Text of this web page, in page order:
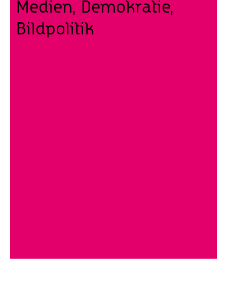
Medien, Demokratie,
Bildpolitik